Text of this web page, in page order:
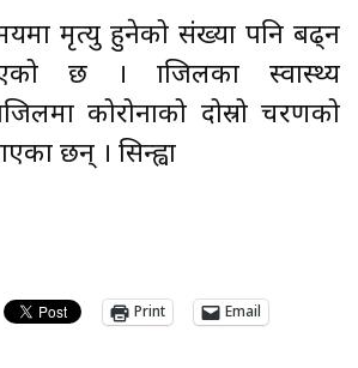
मृत्यु हुनेको संख्या पनि बढ्न
छ । ब्राजिलका स्वास्थ्य
कोरोनाको दोस्रो चरणको
छन् । सिन्ह्वा
Print Email